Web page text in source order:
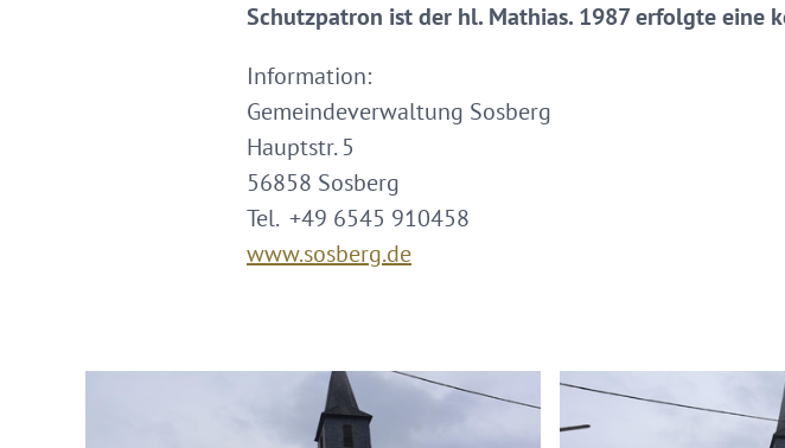
Schutzpatron ist der hl. Mathias. 1987 erfolgte eine
Information:
Gemeindeverwaltung Sosberg
Hauptstr. 5
56858 Sosberg
Tel. +49 6545 910458
www.sosberg.de